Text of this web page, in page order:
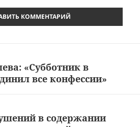
«Субботник в
все конфессии»
в содержании